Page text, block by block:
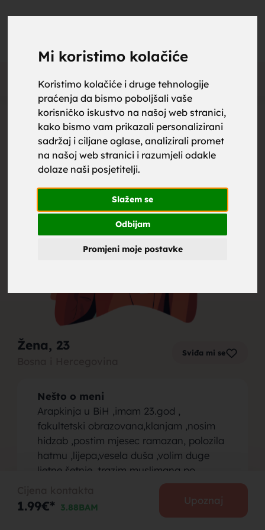
Mi koristimo kolačiće
Koristimo kolačiće i druge tehnologije
praćenja da bismo poboljšali vaše
korisničko iskustvo na našoj web stranici,
kako bismo vam prikazali personalizirani
sadržaj i ciljane oglase, analizirali promet
na našoj web stranici i razumjeli odakle
dolaze naši posjetitelji.
Slažem se
Odbijam
Promjeni moje postavke
Oglas
Žena, 23 Sviđa mi se
Nešto o meni
Arapkinja u BiH ,imam 23.god ,
fakultetski obrazovana,klanjam ,nosim
hidzab ,postim mjesec ramazan, polozila
hatmu ,lijepa,vesela duša ,volim duge
ljetne šetnje ,trazim muslimana po
mogućnosti da je do 30godina za
upoznavanje i brak.
Osoba koju tražim
1.99€* 3.88BAM
Upoznaj
upoznaj
za brak,
zene za
brak,
muskarci
za brak,